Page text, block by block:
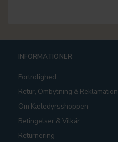
INFORMATIONER
Fortrolighed
Retur, Ombytning & Reklamation
Om Kæledyrsshoppen
Betingelser & Vilkår
Returnering